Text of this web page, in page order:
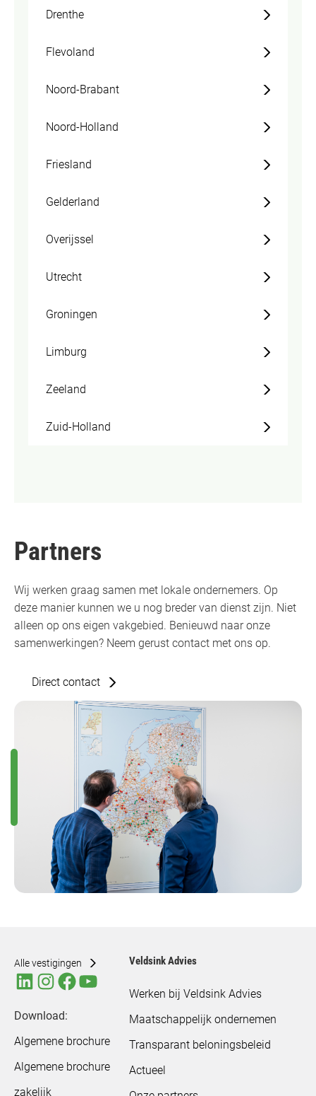
Drenthe
Flevoland
Noord-Brabant
Noord-Holland
Friesland
Gelderland
Overijssel
Utrecht
Groningen
Limburg
Zeeland
Zuid-Holland
Partners
Wij werken graag samen met lokale ondernemers. Op
deze manier kunnen we u nog breder van dienst zijn. Niet
alleen op ons eigen vakgebied. Benieuwd naar onze
samenwerkingen? Neem gerust contact met ons op.
Direct contact
Alle vestigingen
Download:
Algemene brochure
Algemene brochure
zakelijk
Veldsink Advies
Werken bij Veldsink Advies
Maatschappelijk ondernemen
Transparant beloningsbeleid
Actueel